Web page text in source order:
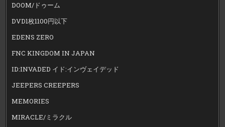
DOOM/ドゥーム
DVD1枚1100円以下
EDENS ZERO
FNC KINGDOM IN JAPAN
ID:INVADED イド:インヴェイデッド
JEEPERS CREEPERS
MEMORIES
MIRACLE/ミラクル